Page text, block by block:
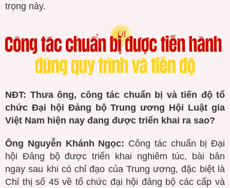
trọng này.
NĐT: Thưa ông, công tác chuẩn bị và tiến độ tổ
chức Đại hội Đảng bộ Trung ương Hội Luật gia
Việt Nam hiện nay đang được triển khai ra sao?
Ông Nguyễn Khánh Ngọc: Công tác chuẩn bị Đại
hội Đảng bộ được triển khai nghiêm túc, bài bản
ngay sau khi có chỉ đạo của Trung ương, đặc biệt là
Chỉ thị số 45 về tổ chức đại hội đảng bộ các cấp và